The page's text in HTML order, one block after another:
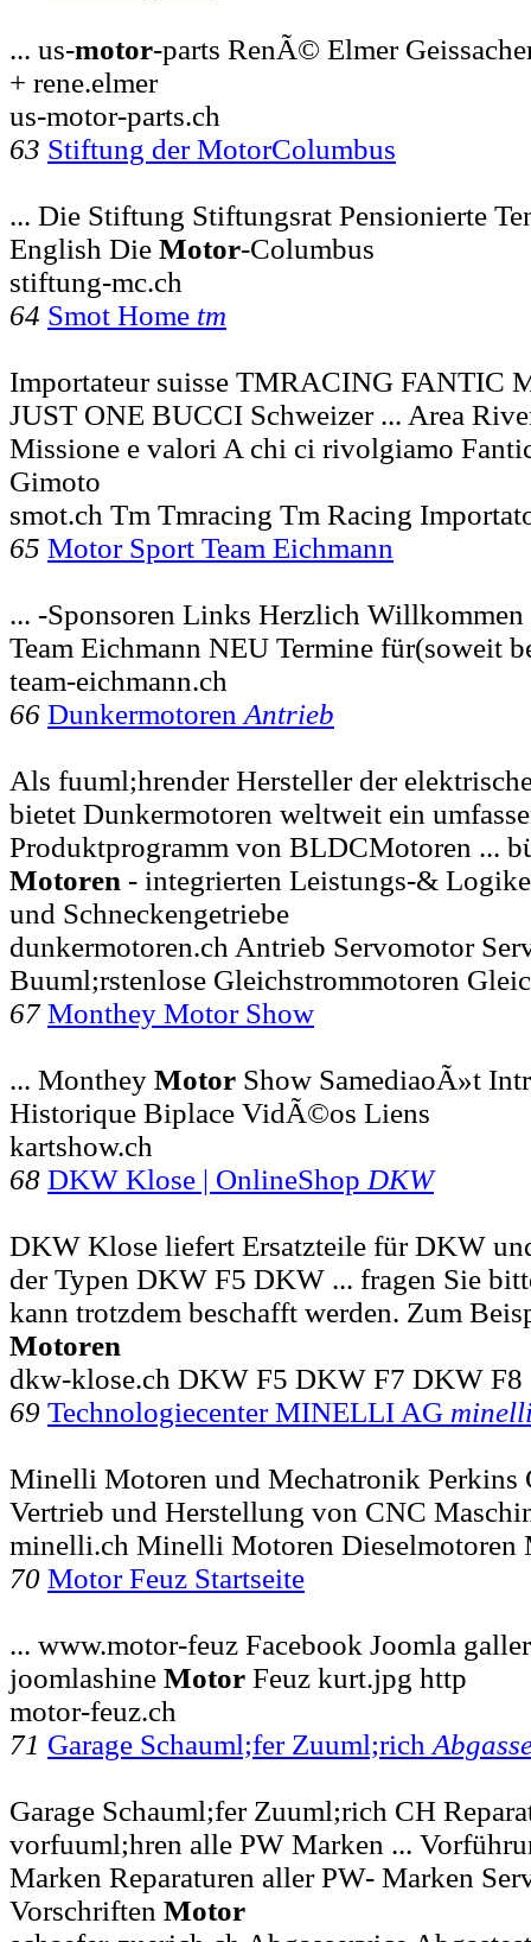
... us-motor-parts RenÃ© Elmer
+ rene.elmer
us-motor-parts.ch
63 Stiftung der MotorColumbus
... Die Stiftung Stiftungsrat Pensionierte
English Die Motor-Columbus
stiftung-mc.ch
64 Smot Home tm
Importateur suisse TMRACING FANTIC
JUST ONE BUCCI Schweizer ... Area
Missione e valori A chi ci rivolgiamo
Gimoto
smot.ch Tm Tmracing Tm Racing
65 Motor Sport Team Eichmann
... -Sponsoren Links Herzlich
Team Eichmann NEU Termine für(soweit
team-eichmann.ch
66 Dunkermotoren Antrieb
Als fuuml;hrender Hersteller der
bietet Dunkermotoren weltweit ein
Produktprogramm von BLDCMotoren ...
Motoren - integrierten Leistungs-&
und Schneckengetriebe
dunkermotoren.ch Antrieb Servomotor
Buuml;rstenlose Gleichstrommotoren
67 Monthey Motor Show
... Monthey Motor Show SamediaoÃ»t
Historique Biplace VidÃ©os Liens
kartshow.ch
68 DKW Klose | OnlineShop DKW
DKW Klose liefert Ersatzteile für DKW
der Typen DKW F5 DKW ... fragen Sie
kann trotzdem beschafft werden. Zum
Motoren
dkw-klose.ch DKW F5 DKW F7 DKW F8
69 Technologiecenter MINELLI AG
Minelli Motoren und Mechatronik Perkins
Vertrieb und Herstellung von CNC
minelli.ch Minelli Motoren Dieselmotoren
70 Motor Feuz Startseite
... www.motor-feuz Facebook Joomla
joomlashine Motor Feuz kurt.jpg http
motor-feuz.ch
71 Garage Schauml;fer Zuuml;rich
Garage Schauml;fer Zuuml;rich CH
vorfuuml;hren alle PW Marken ...
Marken Reparaturen aller PW- Marken
Vorschriften Motor